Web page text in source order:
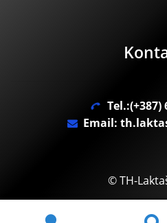
Tel.:(+387)
Email:
© TH-
.